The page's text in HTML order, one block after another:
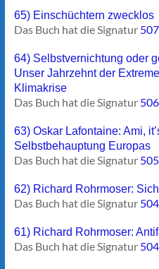
65) Einschüchtern zwecklos
Das Buch hat die Signatur
64) Selbstvernichtung oder
Unser Jahrzehnt der
Klimakrise
Das Buch hat die Signatur
63) Oskar Lafontaine: Ami,
Selbstbehauptung Europas
Das Buch hat die Signatur
62) Richard Rohrmoser:
Das Buch hat die Signatur
61) Richard Rohrmoser:
Das Buch hat die Signatur